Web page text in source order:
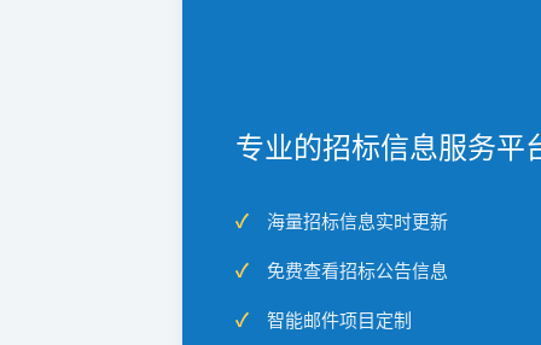
专业的招标信息服务平
海量招标信息实时更新
免费查看招标公告信息
智能邮件项目定制